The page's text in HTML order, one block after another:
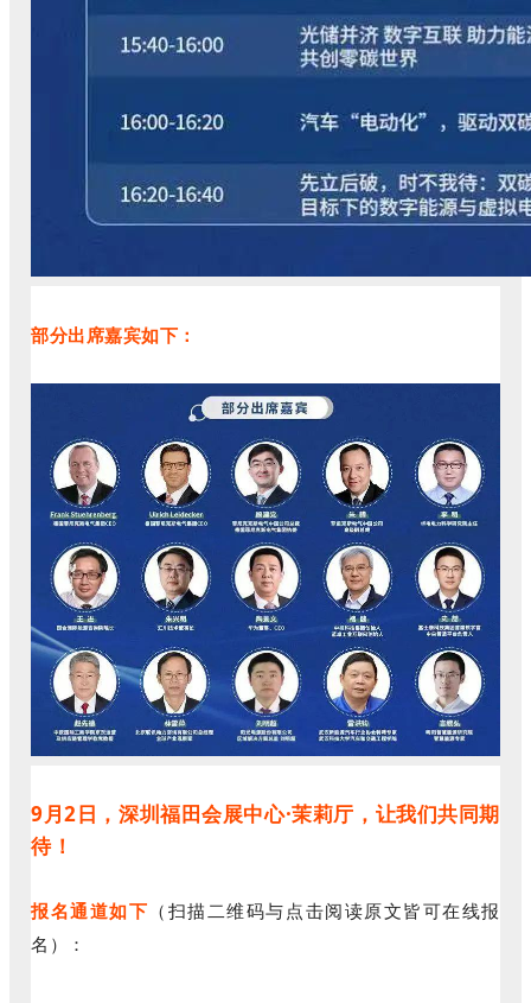
部分出席嘉宾如下：
9月2日，深圳福田会展中心·茉莉厅，让我们共同期
待！
报名通道如下 （扫描二维码与点击阅读原文皆可在线报
名）：